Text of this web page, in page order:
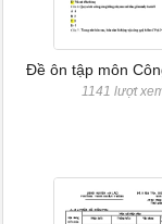
Đề ôn tập môn
1141 lượt